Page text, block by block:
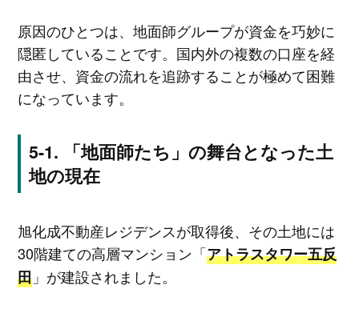
原因のひとつは、地面師グループが資金を巧妙に
隠匿していることです。国内外の複数の口座を経
由させ、資金の流れを追跡することが極めて困難
になっています。
「地面師たち」の舞台となった土
地の現在
旭化成不動産レジデンスが取得後、その土地には
30階建ての高層マンション「アトラスタワー五反
田」が建設されました。